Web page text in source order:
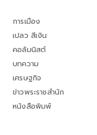
การเมือง
เปลว สีเงิน
คอลัมนิสต์
บทความ
เศรษฐกิจ
ข่าวพระราชสำนัก
หนังสือพิมพ์